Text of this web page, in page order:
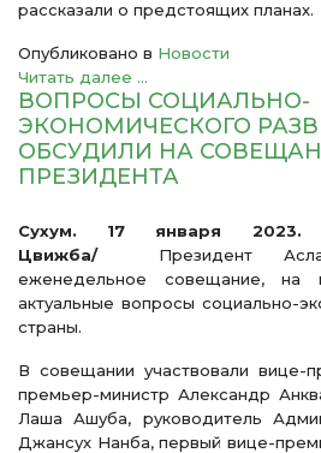
рассказали о предстоящих планах.
Опубликовано в Новости
Читать далее ...
ВОПРОСЫ СОЦИАЛЬНО-
ЭКОНОМИЧЕСКОГО
ОБСУДИЛИ НА
ПРЕЗИДЕНТА
Сухум. 17 января 2023.
Цвижба/
Президент
еженедельное совещание, на
актуальные вопросы социально-
страны.
В совещании участвовали вице-
премьер-министр Александр
Лаша Ашуба, руководитель
Джансух Нанба, первый вице-